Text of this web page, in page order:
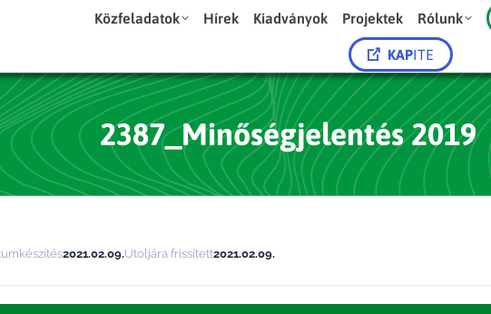
Közfeladatok Hírek Kiadványok Projektek Rólunk
KAPITE
2387_Minőségjelentés 2019
2021.02.09.Utoljára frissített2021.02.09.